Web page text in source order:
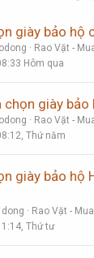
giày bảo hộ
Rao Vặt -
Hôm qua
chọn giày
Rao Vặt -
Thứ năm
giày bảo hộ
Rao Vặt -
Thứ tư